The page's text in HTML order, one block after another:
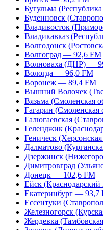
Бугульма
Буденновск
Владивосток
Владикавказ
Волгодонск
Волгоград — 92,6 FM
Волноваха (ДНР) —
Вологда — 96,0 FM
Воронеж — 89,4 FM
Вышний Волочек
Вязьма (Смоленская
Гагарин
Галюгаевская
Геленджик
Геническ
Далматово
Дзержинск
Димитровград
Донецк — 102,6 FM
Ейск
Екатеринбург — 93,7
Ессентуки
Железногорск
Жердевка